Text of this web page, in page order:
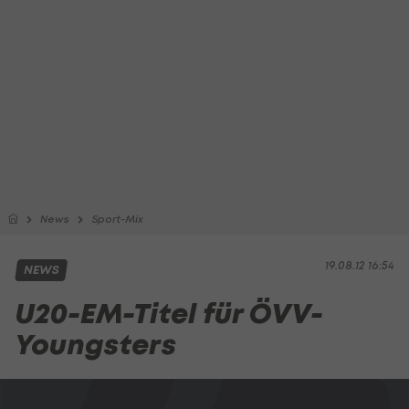
News Sport-Mix
19.08.12 16:54
NEWS
U20-EM-Titel für ÖVV-
Youngsters